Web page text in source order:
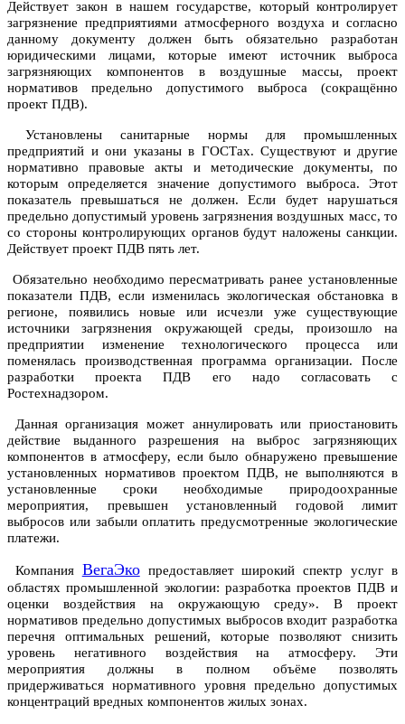
Действует закон в нашем государстве, который контролирует
загрязнение предприятиями атмосферного воздуха и согласно
данному документу должен быть обязательно разработан
юридическими лицами, которые имеют источник выброса
загрязняющих компонентов в воздушные массы, проект
нормативов предельно допустимого выброса (сокращённо
проект ПДВ).
Установлены санитарные нормы для промышленных
предприятий и они указаны в ГОСТах. Существуют и другие
нормативно правовые акты и методические документы, по
которым определяется значение допустимого выброса. Этот
показатель превышаться не должен. Если будет нарушаться
предельно допустимый уровень загрязнения воздушных масс, то
со стороны контролирующих органов будут наложены санкции.
Действует проект ПДВ пять лет.
Обязательно необходимо пересматривать ранее установленные
показатели ПДВ, если изменилась экологическая обстановка в
регионе, появились новые или исчезли уже существующие
источники загрязнения окружающей среды, произошло на
предприятии изменение технологического процесса или
поменялась производственная программа организации. После
разработки проекта ПДВ его надо согласовать с
Ростехнадзором.
Данная организация может аннулировать или приостановить
действие выданного разрешения на выброс загрязняющих
компонентов в атмосферу, если было обнаружено превышение
установленных нормативов проектом ПДВ, не выполняются в
установленные сроки необходимые природоохранные
мероприятия, превышен установленный годовой лимит
выбросов или забыли оплатить предусмотренные экологические
платежи.
Компания ВегаЭкопредоставляет широкий спектр услуг в
областях промышленной экологии: разработка проектов ПДВ и
оценки воздействия на окружающую среду». В проект
нормативов предельно допустимых выбросов входит разработка
перечня оптимальных решений, которые позволяют снизить
уровень негативного воздействия на атмосферу. Эти
мероприятия должны в полном объёме позволять
придерживаться нормативного уровня предельно допустимых
концентраций вредных компонентов жилых зонах.